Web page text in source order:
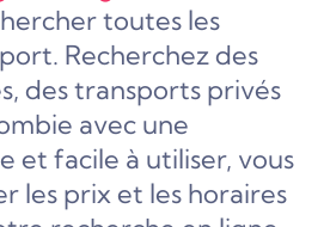
toutes les
Recherchez des
des transports privés
avec une
et facile à utiliser, vous
les prix et les horaires